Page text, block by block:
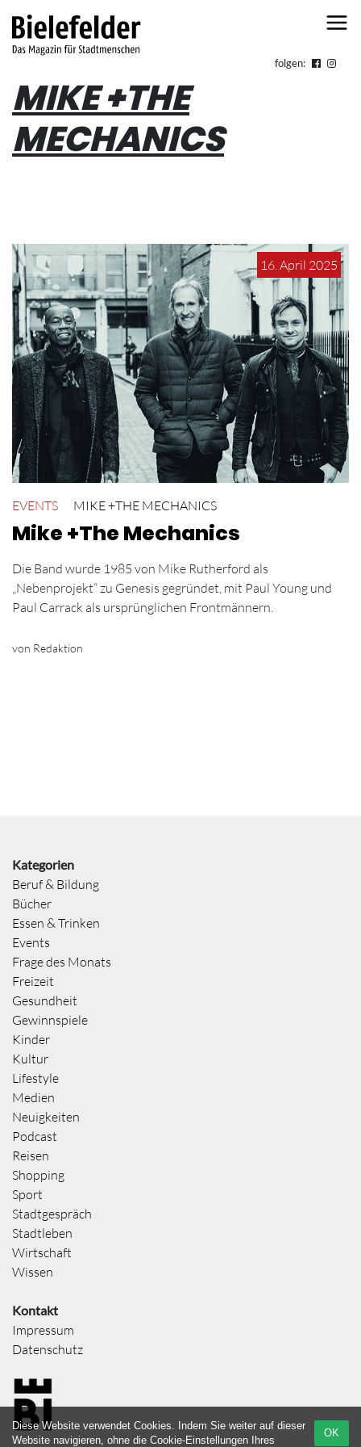
folgen:
MIKE +THE
MECHANICS
16. April 2025
EVENTS MIKE +THE MECHANICS
Mike +The Mechanics
Die Band wurde 1985 von Mike Rutherford als
„Nebenprojekt“ zu Genesis gegründet, mit Paul Young und
Paul Carrack als ursprünglichen Frontmännern.
von Redaktion
Kategorien
Beruf & Bildung
Bücher
Essen & Trinken
Events
Frage des Monats
Freizeit
Gesundheit
Gewinnspiele
Kinder
Kultur
Lifestyle
Medien
Neuigkeiten
Podcast
Reisen
Shopping
Sport
Stadtgespräch
Stadtleben
Wirtschaft
Wissen
Kontakt
Impressum
Datenschutz
OK
Diese Website verwendet Cookies. Indem Sie weiter auf dieser
Website navigieren, ohne die Cookie-Einstellungen Ihres